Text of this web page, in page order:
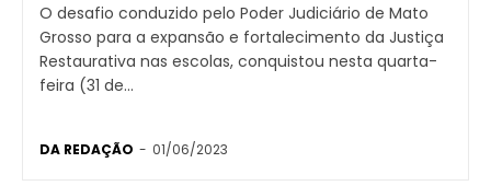
O desafio conduzido pelo Poder Judiciário de Mato
Grosso para a expansão e fortalecimento da Justiça
Restaurativa nas escolas, conquistou nesta quarta-
feira (31 de...
DA REDAÇÃO - 01/06/2023